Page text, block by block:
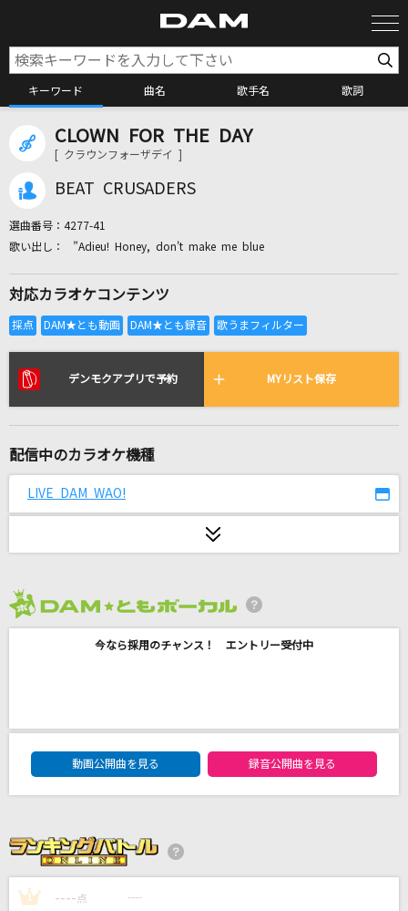
キーワード 曲名 歌手名 歌詞
カラオケ検索
全国りれき
リアルタイムで歌われている曲の一覧
逢いたくていま(ビデオクリップバージョン)
銀色の空
メロスのように-LONELY WAY-
DISH//
[生音]夢をかなえてドラえもん(ドラえもんアニ
CLOWN FOR THE DAY
[ クラウンフォーザデイ ]
BEAT CRUSADERS
選曲番号： 4277-41
”Adieu! Honey, don't make me blue
対応カラオケコンテンツ
デンモクアプリで予約 MYリスト保存
配信中のカラオケ機種
LIVE DAM WAO!
今なら採用のチャンス！ エントリー受付中
DAM★ともボーカルエントリーランキング
動画公開曲を見る
録音公開曲を見る
1 ---- 点 ----